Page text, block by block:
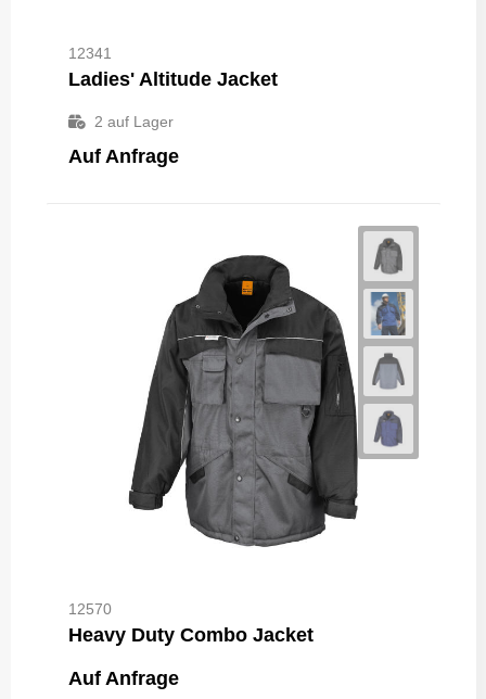
12341
Ladies' Altitude Jacket
2 auf Lager
Auf Anfrage
12570
Heavy Duty Combo Jacket
Auf Anfrage